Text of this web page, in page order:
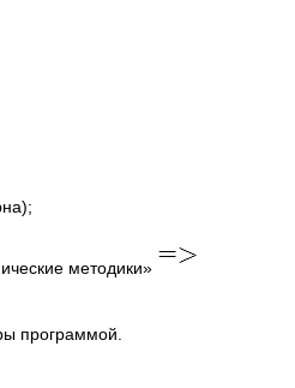
методики»
программой.